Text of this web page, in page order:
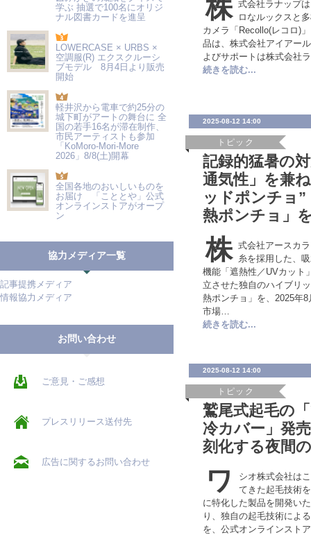
学ぶ 抽選で100名にオリジ
ナル図書カードを進呈
LOWERCASE × URBS ×
空調服(R) エクスクルーシ
ブモデル 8月4日より販売
開始
軽井沢から電車で約25分の
城下町がアートの舞台に 全
国の若手16名が滞在制作、
市民アーティストも参加
「KoMoro-Mori-More
2026」8/8(土)開幕
全国各地のおいしいものを
お届け 「こととや」公式
オンラインストアがオープ
ン
協力メディア一覧
記事提携メディア
情報協力メディア
お問い合わせ
ご意見・ご感想
プレスリリース送付先
広告に関するお問い合わせ
株 式会社ラナップ
ロなルックスと
カメラ「Recollo(レコロ)
品は、株式会社アイアー
よびサポートは株式会社
続きを読む...
2025-08-12 14:00
トピック
記録的猛暑の
通気性」を兼
ッドポンチョ
熱ポンチョ」
株 式会社アースカ
糸を採用した、
機能「遮熱性／UVカット
立させた独自のハイブリ
熱ポンチョ」を、2025年
市場…
続きを読む...
2025-08-12 14:00
トピック
鷲尾式起毛の
冷カバー」発
刻化する夜間
ワ
シオ株式会社は
てきた起毛技術
に特化した製品を開発い
り、独自の起毛技術によ
を、公式オンラインスト